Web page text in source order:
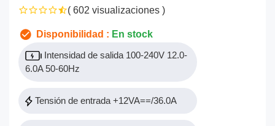
( 602 visualizaciones )
Disponibilidad : En stock
Intensidad de salida 100-240V 12.0-
6.0A 50-60Hz
Tensión de entrada +12VA==/36.0A